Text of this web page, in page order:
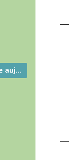
La vie consacrée dans le diocèse aujourd’hui